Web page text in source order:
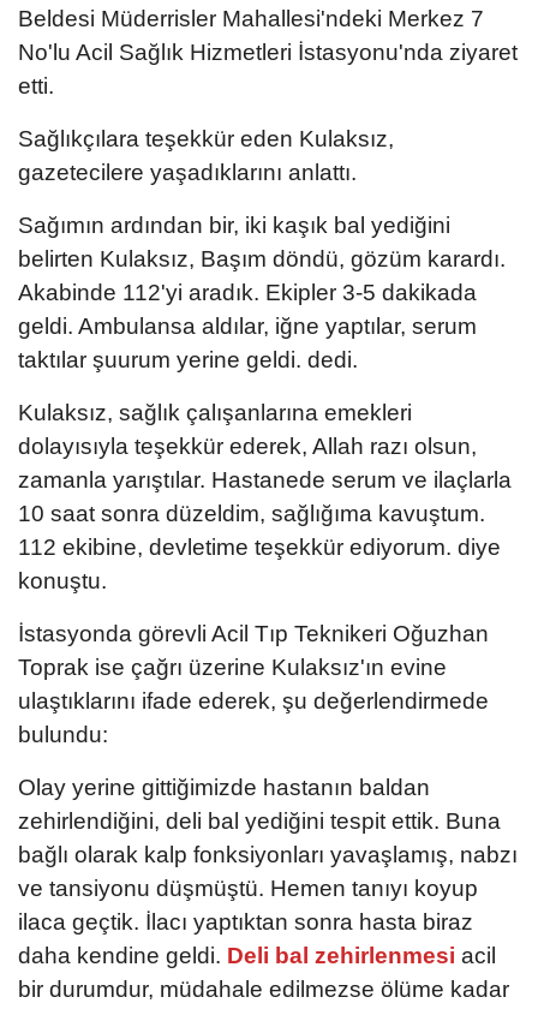
Beldesi Müderrisler Mahallesi'ndeki Merkez 7
No'lu Acil Sağlık Hizmetleri İstasyonu'nda ziyaret
etti.
Sağlıkçılara teşekkür eden Kulaksız,
gazetecilere yaşadıklarını anlattı.
Sağımın ardından bir, iki kaşık bal yediğini
belirten Kulaksız, Başım döndü, gözüm karardı.
Akabinde 112'yi aradık. Ekipler 3-5 dakikada
geldi. Ambulansa aldılar, iğne yaptılar, serum
taktılar şuurum yerine geldi. dedi.
Kulaksız, sağlık çalışanlarına emekleri
dolayısıyla teşekkür ederek, Allah razı olsun,
zamanla yarıştılar. Hastanede serum ve ilaçlarla
10 saat sonra düzeldim, sağlığıma kavuştum.
112 ekibine, devletime teşekkür ediyorum. diye
konuştu.
İstasyonda görevli Acil Tıp Teknikeri Oğuzhan
Toprak ise çağrı üzerine Kulaksız'ın evine
ulaştıklarını ifade ederek, şu değerlendirmede
bulundu:
Olay yerine gittiğimizde hastanın baldan
zehirlendiğini, deli bal yediğini tespit ettik. Buna
bağlı olarak kalp fonksiyonları yavaşlamış, nabzı
ve tansiyonu düşmüştü. Hemen tanıyı koyup
ilaca geçtik. İlacı yaptıktan sonra hasta biraz
daha kendine geldi. Deli bal zehirlenmesi acil
bir durumdur, müdahale edilmezse ölüme kadar